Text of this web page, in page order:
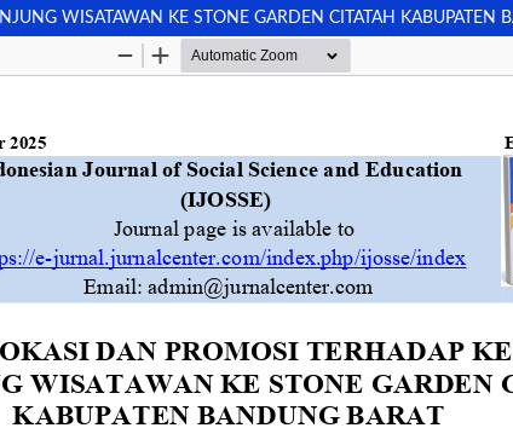
WISATAWAN KE STONE GARDEN CITATAH KABUPATEN